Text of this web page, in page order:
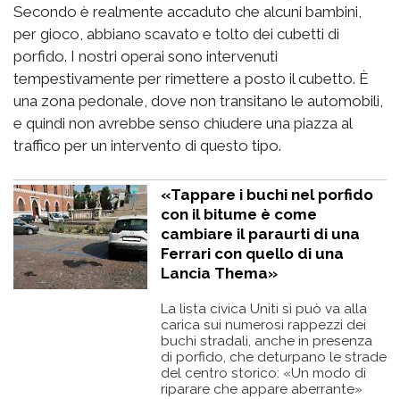
Secondo è realmente accaduto che alcuni bambini,
per gioco, abbiano scavato e tolto dei cubetti di
porfido. I nostri operai sono intervenuti
tempestivamente per rimettere a posto il cubetto. È
una zona pedonale, dove non transitano le automobili,
e quindi non avrebbe senso chiudere una piazza al
traffico per un intervento di questo tipo.
«Tappare i buchi nel porfido
con il bitume è come
cambiare il paraurti di una
Ferrari con quello di una
Lancia Thema»
La lista civica Uniti si può va alla
carica sui numerosi rappezzi dei
buchi stradali, anche in presenza
di porfido, che deturpano le strade
del centro storico: «Un modo di
riparare che appare aberrante»